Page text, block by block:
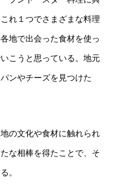
れ１つでさまざまな料理
地で出会った食材を使っ
こうと思っている。地元
ンやチーズを見つけた
の文化や食材に触れられ
な相棒を得たことで、そ
。